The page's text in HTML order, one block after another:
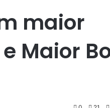
maior
Maior